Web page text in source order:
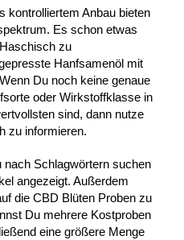
kontrolliertem Anbau bieten
Es schon etwas
zu
Hanfsamenöl mit
Du noch keine genaue
oder Wirkstoffklasse in
sind, dann nutze
zu informieren.
Schlagwörtern suchen
angezeigt. Außerdem
die CBD Blüten Proben zu
Du mehrere Kostproben
eine größere Menge